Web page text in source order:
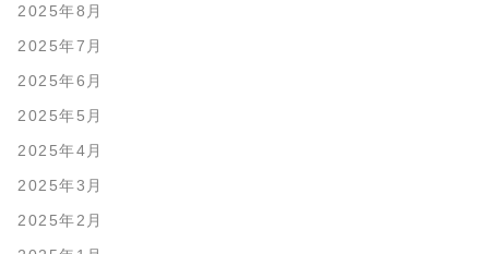
2025年8月
2025年7月
2025年6月
2025年5月
2025年4月
2025年3月
2025年2月